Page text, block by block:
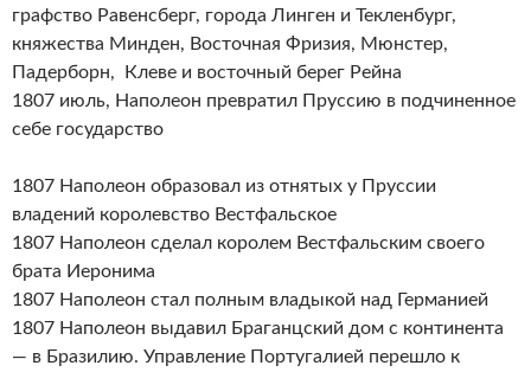
графство Равенсберг, города Линген и Текленбург,
княжества Минден, Восточная Фризия, Мюнстер,
Падерборн, Клеве и восточный берег Рейна
1807 июль, Наполеон превратил Пруссию в подчиненное
себе государство
1807 Наполеон образовал из отнятых у Пруссии
владений королевство Вестфальское
1807 Наполеон сделал королем Вестфальским своего
брата Иеронима
1807 Наполеон стал полным владыкой над Германией
1807 Наполеон выдавил Браганцский дом с континента
— в Бразилию. Управление Португалией перешло к